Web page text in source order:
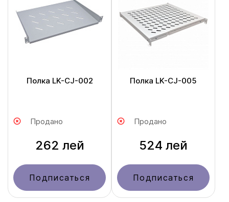
Полка LK-CJ-002
Продано
262 лей
Подписаться
Полка LK-CJ-005
Продано
524 лей
Подписаться